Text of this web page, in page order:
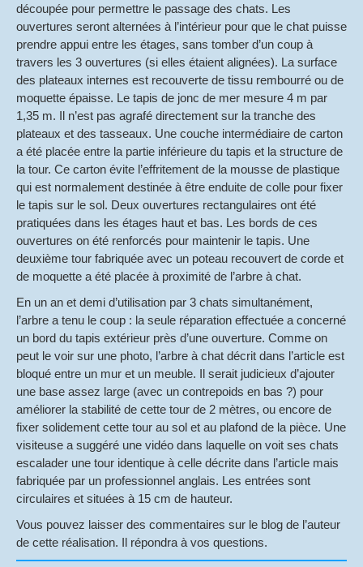
découpée pour permettre le passage des chats. Les
ouvertures seront alternées à l’intérieur pour que le chat puisse
prendre appui entre les étages, sans tomber d’un coup à
travers les 3 ouvertures (si elles étaient alignées). La surface
des plateaux internes est recouverte de tissu rembourré ou de
moquette épaisse. Le tapis de jonc de mer mesure 4 m par
1,35 m. Il n’est pas agrafé directement sur la tranche des
plateaux et des tasseaux. Une couche intermédiaire de carton
a été placée entre la partie inférieure du tapis et la structure de
la tour. Ce carton évite l’effritement de la mousse de plastique
qui est normalement destinée à être enduite de colle pour fixer
le tapis sur le sol. Deux ouvertures rectangulaires ont été
pratiquées dans les étages haut et bas. Les bords de ces
ouvertures on été renforcés pour maintenir le tapis. Une
deuxième tour fabriquée avec un poteau recouvert de corde et
de moquette a été placée à proximité de l’arbre à chat.
En un an et demi d’utilisation par 3 chats simultanément,
l’arbre a tenu le coup : la seule réparation effectuée a concerné
un bord du tapis extérieur près d’une ouverture. Comme on
peut le voir sur une photo, l’arbre à chat décrit dans l’article est
bloqué entre un mur et un meuble. Il serait judicieux d’ajouter
une base assez large (avec un contrepoids en bas ?) pour
améliorer la stabilité de cette tour de 2 mètres, ou encore de
fixer solidement cette tour au sol et au plafond de la pièce. Une
visiteuse a suggéré une vidéo dans laquelle on voit ses chats
escalader une tour identique à celle décrite dans l’article mais
fabriquée par un professionnel anglais. Les entrées sont
circulaires et situées à 15 cm de hauteur.
Vous pouvez laisser des commentaires sur le blog de l’auteur
de cette réalisation. Il répondra à vos questions.